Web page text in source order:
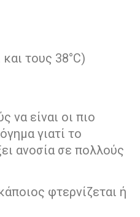
τους 38°C)
να είναι οι πιο
γιατί το
ανοσία σε πολλούς
φτερνίζεται ή